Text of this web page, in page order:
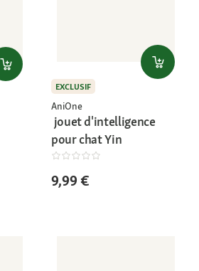
EXCLUSIF
AniOne
jouet d'intelligence
pour chat Yin
9,99 €